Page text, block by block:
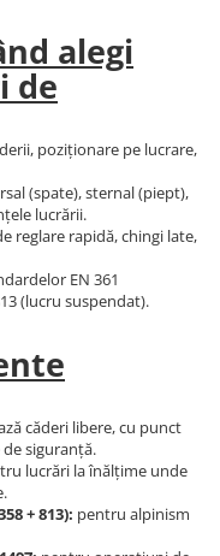
alegi
de
poziționare pe lucrare,
(spate), sternal (piept),
lucrării.
reglare rapidă, chingi late,
EN 361
(lucru suspendat).
căderi libere, cu punct
siguranță.
lucrări la înălțime unde
+ 813): pentru alpinism